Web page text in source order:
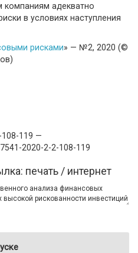
адекватно
в условиях наступления
рисками» — №2, 2020 (©
108-119 —
2020-2-2-108-119
печать / интернет